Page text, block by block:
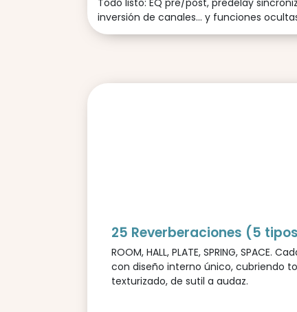
inversión de canales... y funciones
25 Reverberaciones (5
ROOM, HALL, PLATE, SPRING,
con diseño interno único, cubriendo
texturizado, de sutil a audaz.